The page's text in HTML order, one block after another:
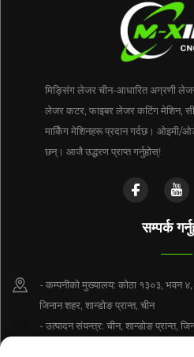
मिङ्सिंग लेजर चीन-आधारित अग्रणी
लेजर कटर, फाइबर लेजर कटिंग मेशिन,
मार्किंग मेशिनहरू प्रदान गर्दछ। ओइमी/
छन्। आजै उद्धरण प्राप्त गर्नुहोस्!
सम्पर्क
- कम्पनीको मुख्यालय: कोठा १३०३, भवन ४,
जिनान शहर, शान्डोङ प्रान्त, चीन
- उत्पादन संयन्त्र: चीन, शान्डोङ प्रान्त,